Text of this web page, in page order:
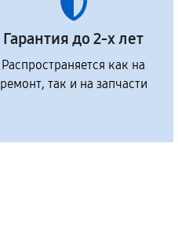
Гарантия до 2-х лет
Распространяется как на
ремонт, так и на запчасти